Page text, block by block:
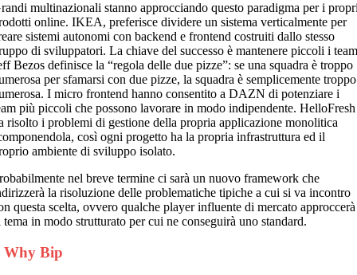
multinazionali stanno approcciando questo paradigma per i
online. IKEA, preferisce dividere un sistema verticalmente per
sistemi autonomi con backend e frontend costruiti dallo stesso
di sviluppatori. La chiave del successo è mantenere piccoli i
Bezos definisce la “regola delle due pizze”: se una squadra è troppo
per sfamarsi con due pizze, la squadra è semplicemente troppo
I micro frontend hanno consentito a DAZN di potenziare i
più piccoli che possono lavorare in modo indipendente. HelloFresh
risolto i problemi di gestione della propria applicazione monolitica
così ogni progetto ha la propria infrastruttura ed il
ambiente di sviluppo isolato.
nel breve termine ci sarà un nuovo framework che
la risoluzione delle problematiche tipiche a cui si va incontro
questa scelta, ovvero qualche player influente di mercato approccerà
tema in modo strutturato per cui ne conseguirà uno standard.
Why Bip